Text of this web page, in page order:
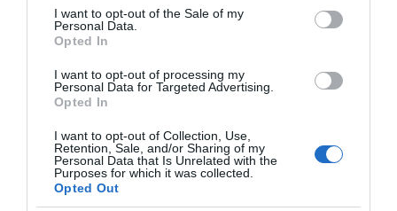
consent section.
I want to opt-out of the Sale of my
Personal Data.
Opted In
I want to opt-out of processing my
Personal Data for Targeted Advertising.
Opted In
I want to opt-out of Collection, Use,
Retention, Sale, and/or Sharing of my
Personal Data that Is Unrelated with the
Purposes for which it was collected.
Opted Out
ΠΟΛΙΤΙΚΗ
Μηταράκης: Η ΝΔ έχει ξεκαθαρίσει από την
αρχή ότι καταψηφίζει επί της ουσίας τις
προτάσεις για Προανακριτική